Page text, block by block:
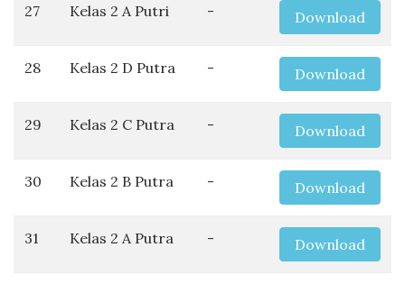
27 Kelas 2 A Putri - Download
28 Kelas 2 D Putra - Download
29 Kelas 2 C Putra - Download
30 Kelas 2 B Putra - Download
31 Kelas 2 A Putra - Download